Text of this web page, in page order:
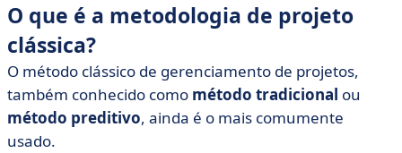
O que é a metodologia de projeto
clássica?
O método clássico de gerenciamento de projetos,
também conhecido como método tradicional ou
método preditivo, ainda é o mais comumente
usado.